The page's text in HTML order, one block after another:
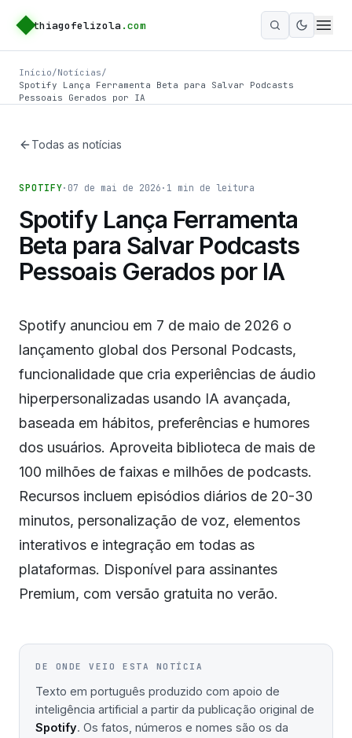
thiagofelizola .com
Ativar
Início/Notícias/
Spotify Lança Ferramenta Beta para Salvar Podcasts
Pessoais Gerados por IA
Todas as notícias
SPOTIFY· 07 de mai de 2026 · 1 min de leitura
Spotify Lança Ferramenta
Beta para Salvar Podcasts
Pessoais Gerados por IA
Spotify anunciou em 7 de maio de 2026 o
lançamento global dos Personal Podcasts,
funcionalidade que cria experiências de áudio
hiperpersonalizadas usando IA avançada,
baseada em hábitos, preferências e humores
dos usuários. Aproveita biblioteca de mais de
100 milhões de faixas e milhões de podcasts.
Recursos incluem episódios diários de 20-30
minutos, personalização de voz, elementos
interativos e integração em todas as
plataformas. Disponível para assinantes
Premium, com versão gratuita no verão.
DE ONDE VEIO ESTA NOTÍCIA
Texto em português produzido com apoio de
inteligência artificial a partir da publicação original de
Spotify. Os fatos, números e nomes são os da